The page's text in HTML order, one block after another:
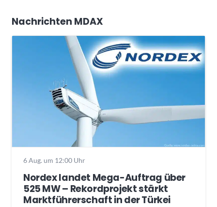
Nachrichten MDAX
6 Aug. um 12:00 Uhr
Nordex landet Mega-Auftrag über
525 MW – Rekordprojekt stärkt
Marktführerschaft in der Türkei